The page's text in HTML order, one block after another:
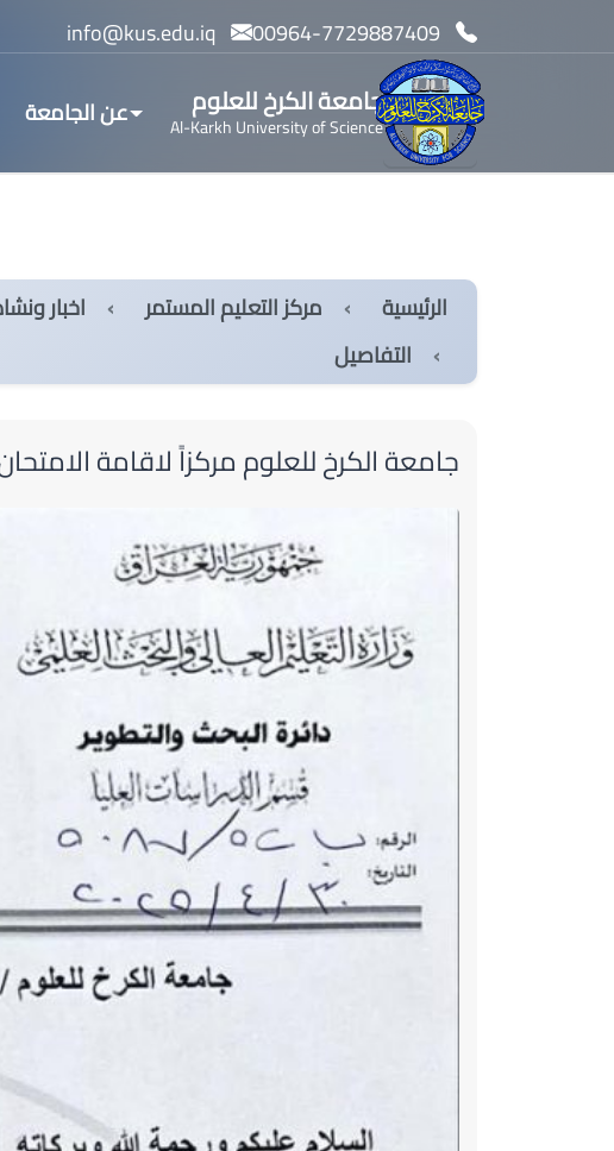
info@kus.edu.iq
جامعة الكرخ للعلوم
Al-Karkh University of Science عن الجامعة
الرئيسية مركز التعليم المستمر اخبار
التفاصيل
جامعة الكرخ للعلوم مركزاً لاقامة